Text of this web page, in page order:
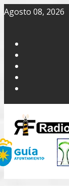
Agosto 08, 2026